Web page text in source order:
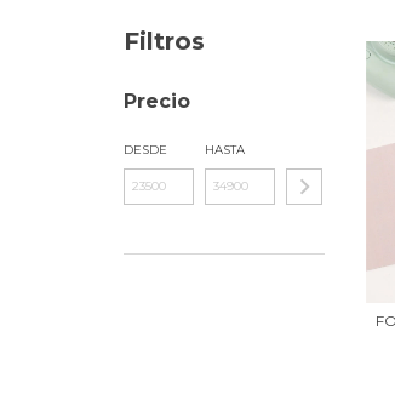
Filtros
Precio
DESDE HASTA